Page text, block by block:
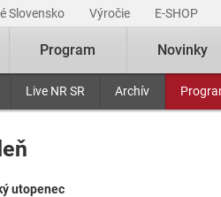
Slovensko Výročie E-SHOP
Live NR SR Archív
Program Novinky
utopenec